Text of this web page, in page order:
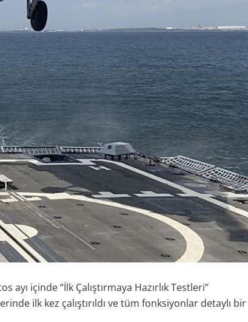
içinde “İlk Çalıştırmaya Hazırlık Testleri”
ilk kez çalıştırıldı ve tüm fonksiyonlar detaylı bir